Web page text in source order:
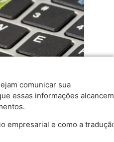
comunicar sua
essas informações alcancem
empresarial e como a tradução